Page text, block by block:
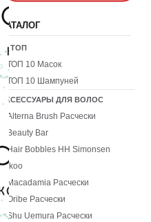
КАТАЛОГ
10 ТОП
ТОП 10 Масок
ТОП 10 Шампуней
АКСЕССУАРЫ ДЛЯ ВОЛОС
Alterna Brush Расчески
Beauty Bar
Hair Bobbles HH Simonsen
Ikoo
Macadamia Расчески
Oribe Расчески
Shu Uemura Расчески